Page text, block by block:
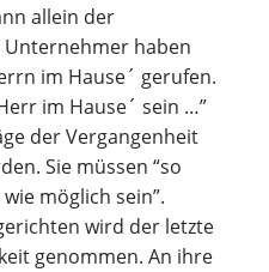
allein der
haben
im Hause´ gerufen.
im Hause´ sein …”
der Vergangenheit
Sie müssen “so
möglich sein”.
wird der letzte
genommen. An ihre